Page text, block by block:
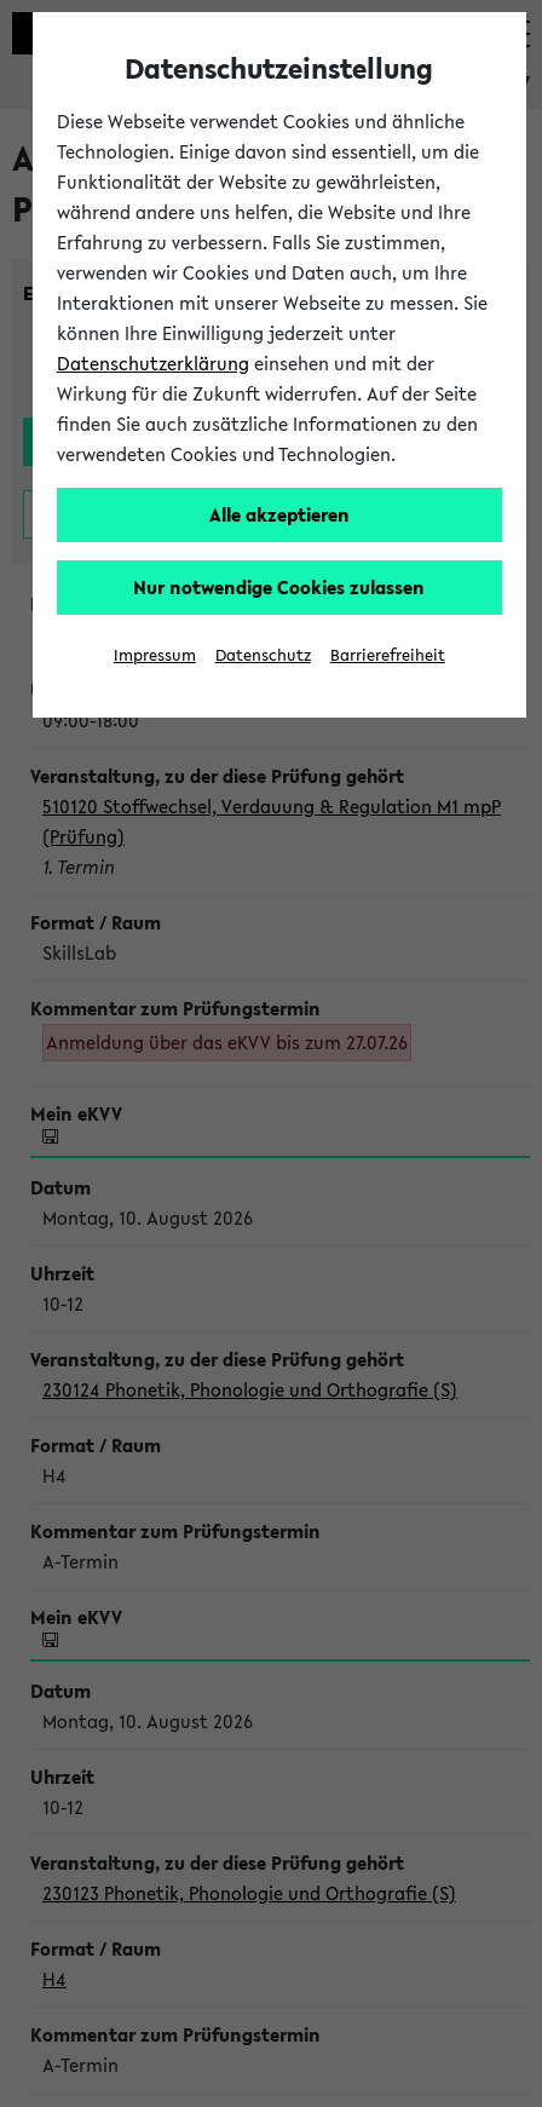
eKVV
Alle noch stattfindenden
Prüfungen
Einrichtung:
09:00-18:00
510120 Stoffwechsel, Verdauung & Regulation M1 mpP
(Prüfung)
1. Termin
SkillsLab
Anmeldung über das eKVV bis zum 27.07.26
Montag, 10. August 2026
10-12
230124 Phonetik, Phonologie und Orthografie (S)
H4
A-Termin
Montag, 10. August 2026
10-12
230123 Phonetik, Phonologie und Orthografie (S)
H4
A-Termin
Datenschutzeinstellung
Diese Webseite verwendet Cookies und ähnliche
Technologien. Einige davon sind essentiell, um die
Funktionalität der Website zu gewährleisten,
während andere uns helfen, die Website und Ihre
Erfahrung zu verbessern. Falls Sie zustimmen,
verwenden wir Cookies und Daten auch, um Ihre
Interaktionen mit unserer Webseite zu messen. Sie
können Ihre Einwilligung jederzeit unter
Datenschutzerklärung einsehen und mit der
Wirkung für die Zukunft widerrufen. Auf der Seite
finden Sie auch zusätzliche Informationen zu den
verwendeten Cookies und Technologien.
Alle akzeptieren
Nur notwendige Cookies zulassen
Impressum Datenschutz Barrierefreiheit